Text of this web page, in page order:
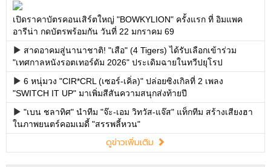
เปิดราคาบัตรคอนเสิร์ตใหญ่ "BOWKYLION" ครั้งแรก ที่ อิมแพค
อารีน่า กดบัตรพร้อมกัน วันที่ 22 มกราคม 69
สาดอาคมสู่นานาชาติ! "เสือ" (4 Tigers) ได้รับเลือกเข้าร่วม
"เทศกาลหนังรอตเทอร์ดัม 2026" ประเดิมฉายในทวีปยุโรป
6 หนุ่มวง "CIR*CRL (เซอร์-เคิ่ล)" ปล่อยซิงเกิลที่ 2 เพลง
"SWITCH IT UP" มาเพิ่มสีสันความสนุกส่งท้ายปี
"เบน ชลาทิศ" นำทีม "จ๊ะ-เอม วิทวัส-แจ๊ส" แท็กทีม สร้างเสียงฮา
ในภาพยนตร์คอมเมดี้ "สรรพลี้หวน"
ดูข่าวเพิ่มเติม